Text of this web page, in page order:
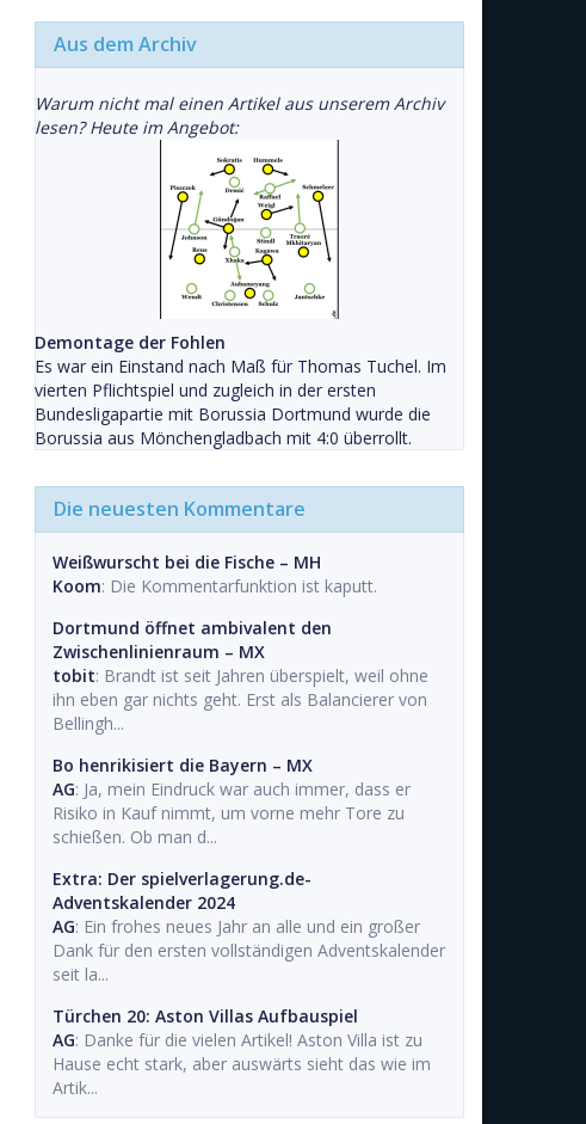
Aus dem Archiv
Warum nicht mal einen Artikel aus unserem Archiv
lesen? Heute im Angebot:
Demontage der Fohlen
Es war ein Einstand nach Maß für Thomas Tuchel. Im
vierten Pflichtspiel und zugleich in der ersten
Bundesligapartie mit Borussia Dortmund wurde die
Borussia aus Mönchengladbach mit 4:0 überrollt.
Die neuesten Kommentare
Weißwurscht bei die Fische – MH
Koom: Die Kommentarfunktion ist kaputt.
Dortmund öffnet ambivalent den
Zwischenlinienraum – MX
tobit: Brandt ist seit Jahren überspielt, weil ohne
ihn eben gar nichts geht. Erst als Balancierer von
Bellingh...
Bo henrikisiert die Bayern – MX
AG: Ja, mein Eindruck war auch immer, dass er
Risiko in Kauf nimmt, um vorne mehr Tore zu
schießen. Ob man d...
Extra: Der spielverlagerung.de-
Adventskalender 2024
AG: Ein frohes neues Jahr an alle und ein großer
Dank für den ersten vollständigen Adventskalender
seit la...
Türchen 20: Aston Villas Aufbauspiel
AG: Danke für die vielen Artikel! Aston Villa ist zu
Hause echt stark, aber auswärts sieht das wie im
Artik...